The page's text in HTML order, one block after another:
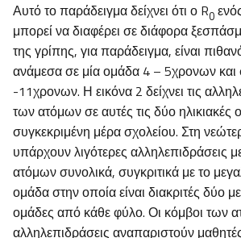
Αυτό το παράδειγμα δείχνει ότι ο R0
μπορεί να διαφέρει σε διάφορα
της γρίπης, για παράδειγμα, είναι
ανάμεσα σε μία ομάδα 4 – 5χρονων και
-11χρονων. Η εικόνα 2 δείχνει τις
των ατόμων σε αυτές τις δύο ηλικιακές
συγκεκριμένη μέρα σχολείου. Στη
υπάρχουν λιγότερες αλληλεπιδράσεις
ατόμων συνολικά, συγκριτικά με το
ομάδα στην οποία είναι διακριτές δύο
ομάδες από κάθε φύλο. Οι κόμβοι των
αλληλεπιδράσεις αναπαριστούν